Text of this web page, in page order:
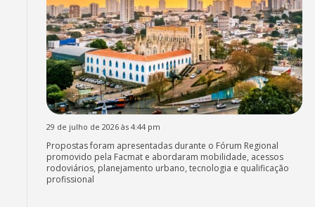
29 de julho de 2026 às 4:44 pm
Propostas foram apresentadas durante o Fórum Regional
promovido pela Facmat e abordaram mobilidade, acessos
rodoviários, planejamento urbano, tecnologia e qualificação
profissional